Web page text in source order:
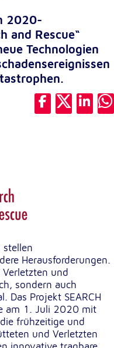
2020-
and Rescue“
Technologien
stellen
Herausforderungen.
und
sondern auch
Das Projekt SEARCH
am 1. Juli 2020 mit
frühzeitige und
und Verletzten
und
werden von
gesetzt.